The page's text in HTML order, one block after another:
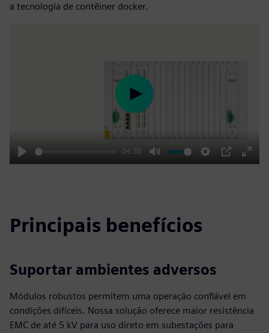
a tecnologia de contêiner docker.
Play
04:38
Mute Settings
PIP
Enter
Play
Principais benefícios
Suportar ambientes adversos
Módulos robustos permitem uma operação confiável em
condições difíceis. Nossa solução oferece maior resistência
EMC de até 5 kV para uso direto em subestações para